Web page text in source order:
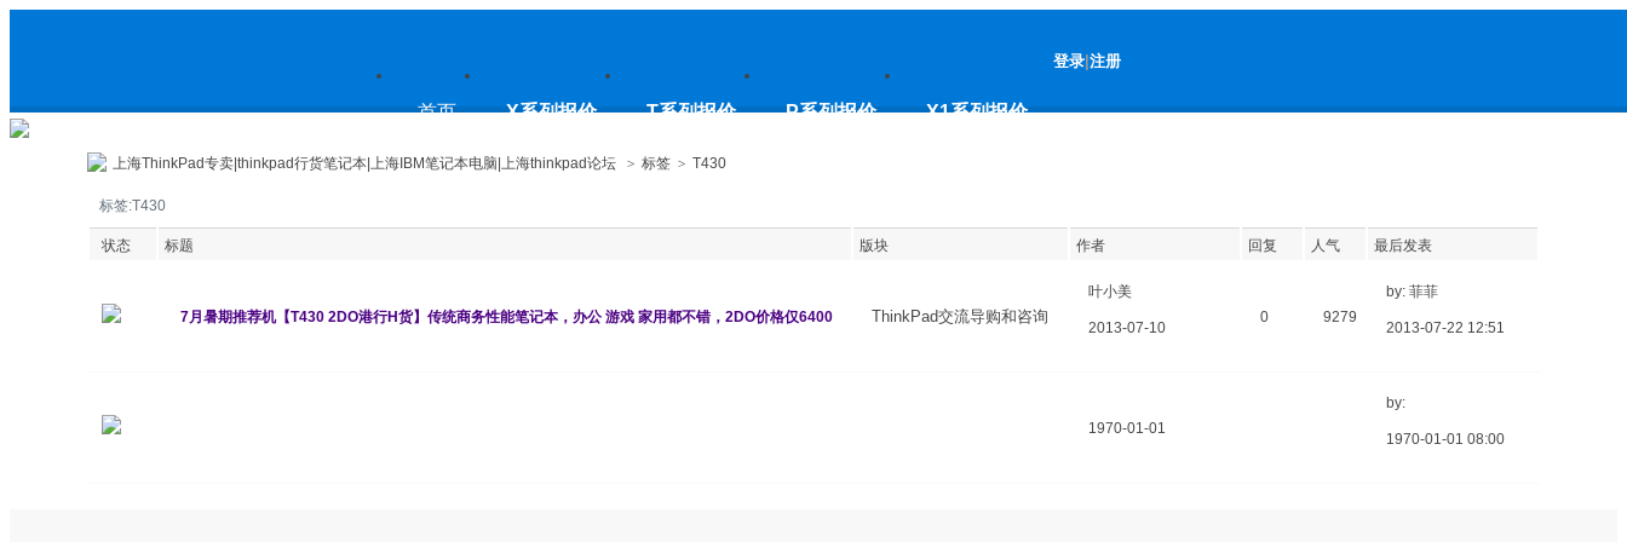
上
海ThinkPad专卖|thinkpad行货笔
首页 X系列报价 T系列报价 P系列报价 X1系列报价
登录 注册
上海ThinkPad专卖|thinkpad行货笔记本|上海IBM笔记本电脑|上海thinkpad论坛 > 标签 > T430
标签:T430
状态 标题 版块 作者 回复 人气 最后发表
7月暑期推荐机【T430 2DO港行H货】传统商务性能笔记本，办公 游戏 家用都不错，2DO价格仅6400
ThinkPad交流导购和咨询
叶小美
2013-07-10
0 9279
by: 菲菲
2013-07-22 12:51
1970-01-01
by:
1970-01-01 08:00